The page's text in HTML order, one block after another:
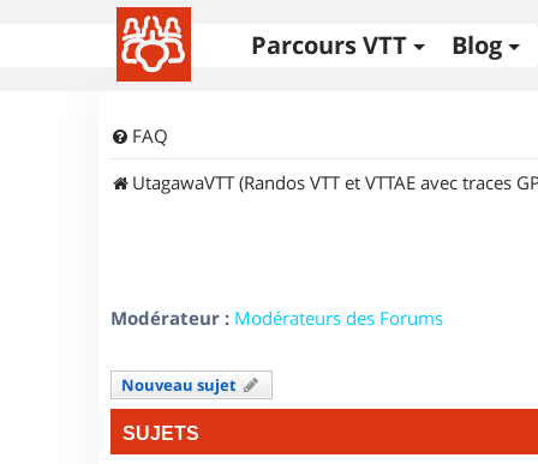
Parcours VTT Blog
FAQ
UtagawaVTT (Randos VTT et VTTAE avec traces
Modérateur : Modérateurs des Forums
Nouveau sujet
SUJETS